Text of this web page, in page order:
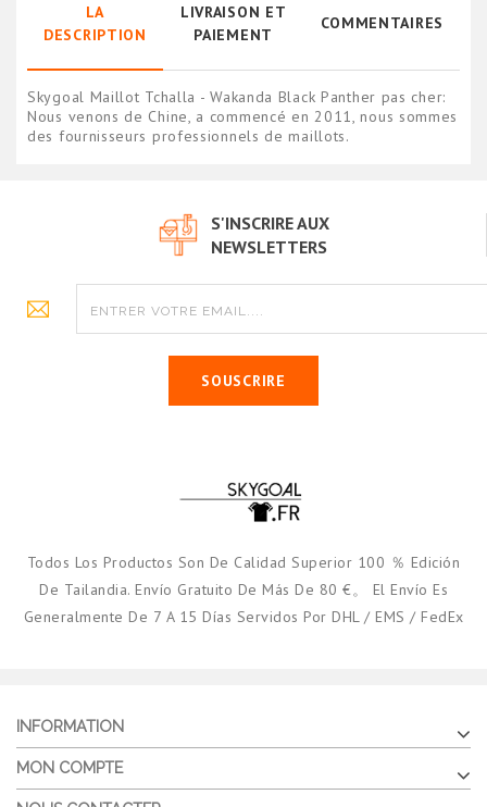
LA
DESCRIPTION
LIVRAISON ET
PAIEMENT
COMMENTAIRES
Skygoal Maillot Tchalla - Wakanda Black Panther pas cher:
Nous venons de Chine, a commencé en 2011, nous sommes
des fournisseurs professionnels de maillots.
S'INSCRIRE AUX
NEWSLETTERS
SOUSCRIRE
Todos Los Productos Son De Calidad Superior 100 ％ Edición
De Tailandia. Envío Gratuito De Más De 80 €。 El Envío Es
Generalmente De 7 A 15 Días Servidos Por DHL / EMS / FedEx
INFORMATION
MON COMPTE